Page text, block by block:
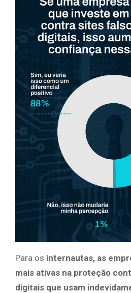
Para os internautas, as
mais ativas na proteção
digitais que usam